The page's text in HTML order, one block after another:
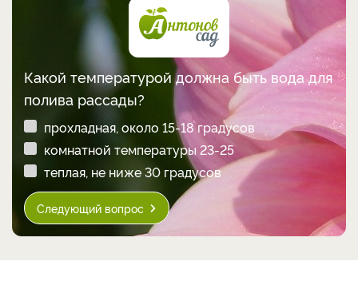
Какой температурой должна быть вода для
полива рассады?
прохладная, около 15-18 градусов
комнатной температуры 23-25
теплая, не ниже 30 градусов
Следующий вопрос